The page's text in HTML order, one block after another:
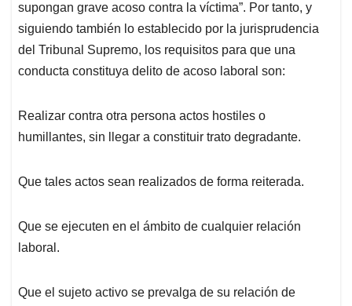
supongan grave acoso contra la víctima”. Por tanto, y
siguiendo también lo establecido por la jurisprudencia
del Tribunal Supremo, los requisitos para que una
conducta constituya delito de acoso laboral son:
Realizar contra otra persona actos hostiles o
humillantes, sin llegar a constituir trato degradante.
Que tales actos sean realizados de forma reiterada.
Que se ejecuten en el ámbito de cualquier relación
laboral.
Que el sujeto activo se prevalga de su relación de